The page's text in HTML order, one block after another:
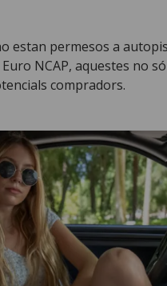
estan permesos a
NCAP, aquestes no
compradors.